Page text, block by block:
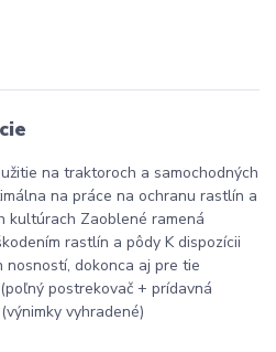
na traktoroch a samochodných
na práce na ochranu rastlín a
kultúrach Zaoblené ramená
rastlín a pôdy K dispozícii
dokonca aj pre tie
postrekovač + prídavná
vyhradené)